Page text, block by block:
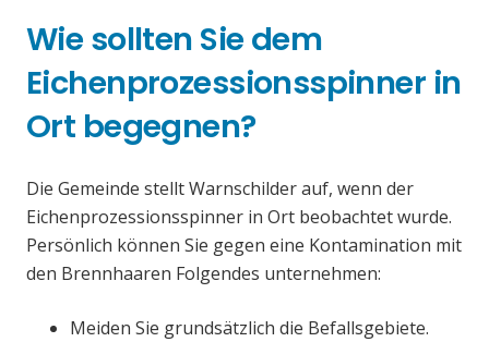
Wie sollten Sie dem
Eichenprozessionsspinner in
Ort begegnen?
Die Gemeinde stellt Warnschilder auf, wenn der
Eichenprozessionsspinner in Ort beobachtet wurde.
Persönlich können Sie gegen eine Kontamination mit
den Brennhaaren Folgendes unternehmen:
Meiden Sie grundsätzlich die Befallsgebiete.